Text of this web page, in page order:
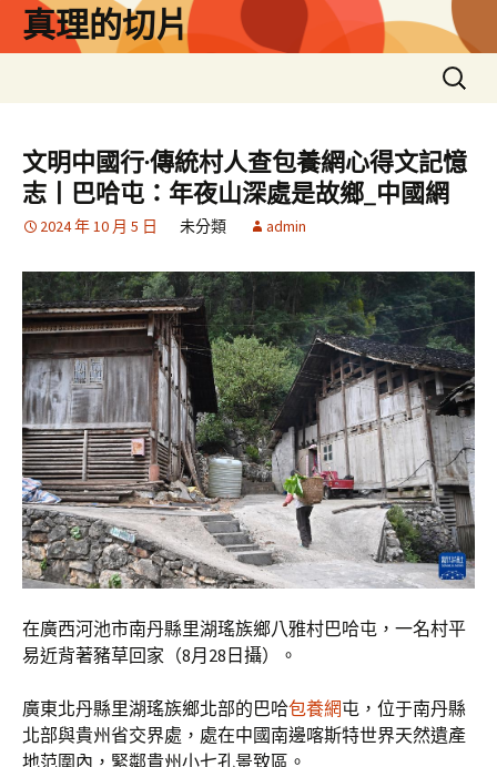
真理的切片
搜
尋
鍵
字:
文明中國行·傳統村人查包養網心得文記憶
志丨巴哈屯：年夜山深處是故鄉_中國網
2024 年 10 月 5 日 未分類 admin
在廣西河池市南丹縣里湖瑤族鄉八雅村巴哈屯，一名村平
易近背著豬草回家（8月28日攝）。
廣東北丹縣里湖瑤族鄉北部的巴哈包養網屯，位于南丹縣
北部與貴州省交界處，處在中國南邊喀斯特世界天然遺產
地范圍內，緊鄰貴州小七孔景致區。